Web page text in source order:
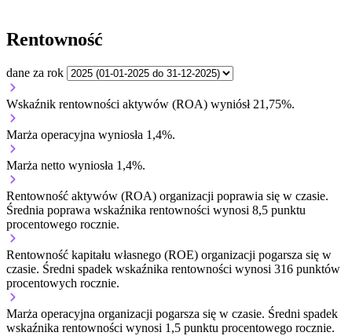
Rentowność
dane za rok
Wskaźnik rentowności aktywów (ROA) wyniósł 21,75%.
Marża operacyjna wyniosła 1,4%.
Marża netto wyniosła 1,4%.
Rentowność aktywów (ROA) organizacji poprawia się w czasie.
Średnia poprawa wskaźnika rentowności wynosi 8,5 punktu
procentowego rocznie.
Rentowność kapitału własnego (ROE) organizacji pogarsza się w
czasie. Średni spadek wskaźnika rentowności wynosi 316 punktów
procentowych rocznie.
Marża operacyjna organizacji pogarsza się w czasie. Średni spadek
wskaźnika rentowności wynosi 1,5 punktu procentowego rocznie.